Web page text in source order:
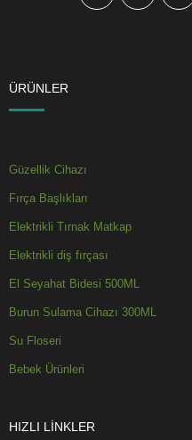
ÜRÜNLER
Güzellik Cihazı
Fırça Başlıkları
Elektrikli Tırnak Matkap
Elektrikli diş fırçası
El Seyahat Bidesi 500ML
Burun Sulama Cihazı 300ML
Su Floseri
Bebek Ürünleri
HIZLI LINKLER